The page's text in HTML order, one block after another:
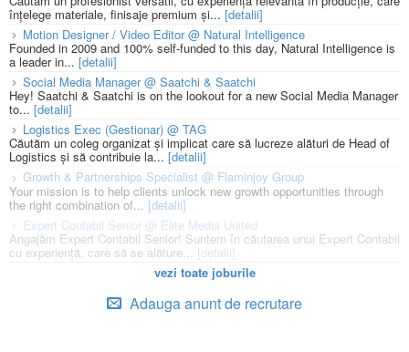
înțelege materiale, finisaje premium și... [detalii]
Motion Designer / Video Editor @ Natural Intelligence
Founded in 2009 and 100% self-funded to this day, Natural Intelligence is
a leader in... [detalii]
Social Media Manager @ Saatchi & Saatchi
Hey! Saatchi & Saatchi is on the lookout for a new Social Media Manager
to... [detalii]
Logistics Exec (Gestionar) @ TAG
Căutăm un coleg organizat și implicat care să lucreze alături de Head of
Logistics și să contribuie la... [detalii]
Growth & Partnerships Specialist @ Flaminjoy Group
Your mission is to help clients unlock new growth opportunities through
the right combination of... [detalii]
Expert Contabil Senior @ Elite Media United
Angajăm Expert Contabil Senior! Suntem în căutarea unui Expert Contabil
cu experiență, care să se alăture... [detalii]
vezi toate joburile
Adauga anunt de recrutare